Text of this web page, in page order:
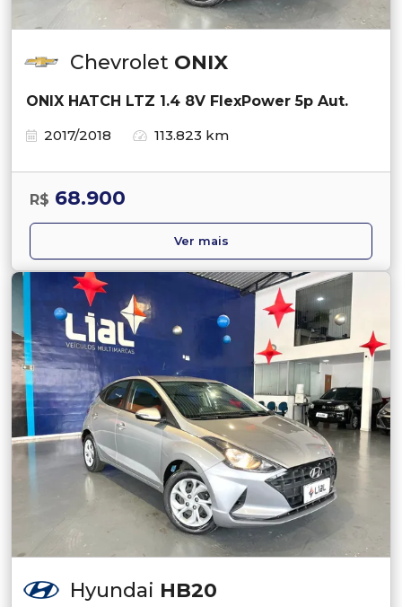
Chevrolet ONIX
ONIX HATCH LTZ 1.4 8V FlexPower 5p Aut.
2017/2018
113.823 km
R$ 68.900
Ver mais
Hyundai HB20